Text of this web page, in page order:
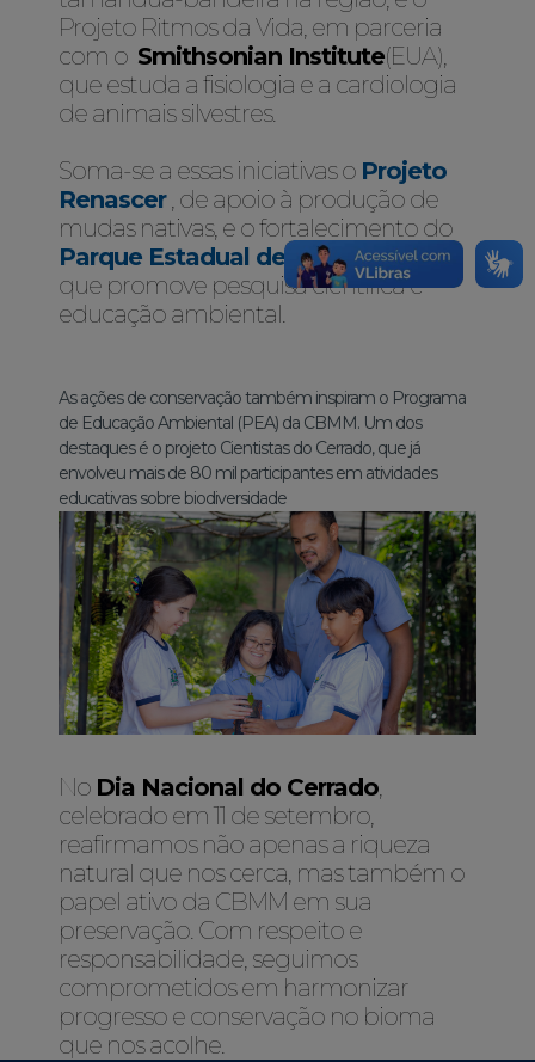
Projeto Ritmos da Vida, em parceria
com o Smithsonian Institute(EUA),
que estuda a fisiologia e a cardiologia
de animais silvestres.
Soma-se a essas iniciativas o Projeto
Renascer, de apoio à produção de
mudas nativas, e o fortalecimento do
Parque Estadual de Campos Altos ,
que promove pesquisa científica e
educação ambiental.
As ações de conservação também inspiram o Programa
de Educação Ambiental (PEA) da CBMM. Um dos
destaques é o projeto Cientistas do Cerrado, que já
envolveu mais de 80 mil participantes em atividades
educativas sobre biodiversidade
No Dia Nacional do Cerrado,
celebrado em 11 de setembro,
reafirmamos não apenas a riqueza
natural que nos cerca, mas também o
papel ativo da CBMM em sua
preservação. Com respeito e
responsabilidade, seguimos
comprometidos em harmonizar
progresso e conservação no bioma
que nos acolhe.